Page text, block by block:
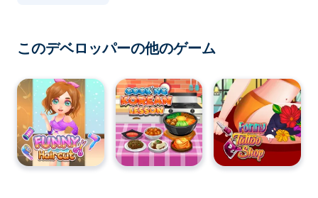
このデベロッパーの他のゲーム